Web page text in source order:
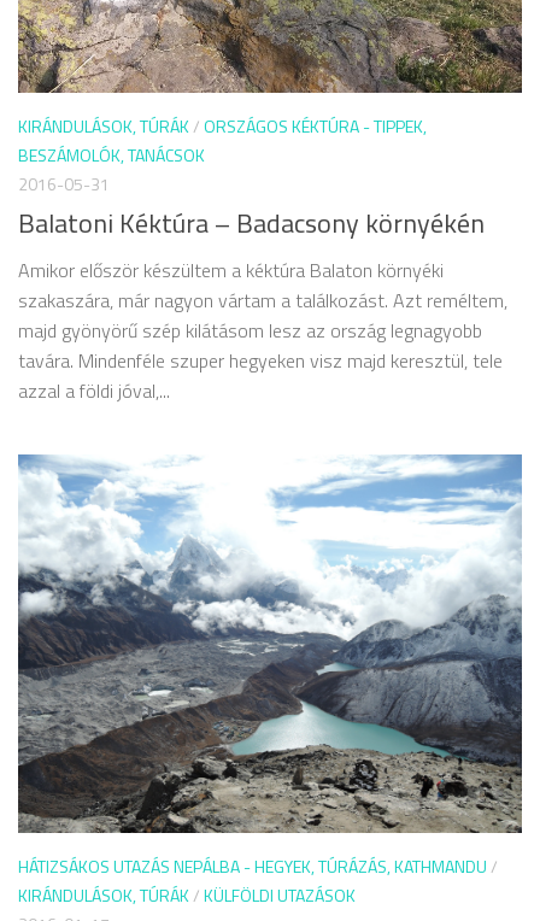
KIRÁNDULÁSOK, TÚRÁK/ORSZÁGOS KÉKTÚRA - TIPPEK,
BESZÁMOLÓK, TANÁCSOK
2016-05-31
Balatoni Kéktúra – Badacsony környékén
Amikor először készültem a kéktúra Balaton környéki
szakaszára, már nagyon vártam a találkozást. Azt reméltem,
majd gyönyörű szép kilátásom lesz az ország legnagyobb
tavára. Mindenféle szuper hegyeken visz majd keresztül, tele
azzal a földi jóval,...
HÁTIZSÁKOS UTAZÁS NEPÁLBA - HEGYEK, TÚRÁZÁS, KATHMANDU/
KIRÁNDULÁSOK, TÚRÁK/KÜLFÖLDI UTAZÁSOK